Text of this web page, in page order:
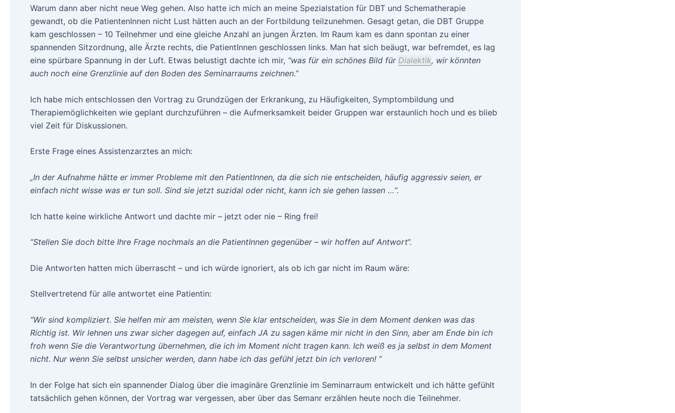
Warum dann aber nicht neue Weg gehen. Also hatte ich mich an meine Spezialstation für DBT und Schematherapie
gewandt, ob die PatientenInnen nicht Lust hätten auch an der Fortbildung teilzunehmen. Gesagt getan, die DBT Gruppe
kam geschlossen – 10 Teilnehmer und eine gleiche Anzahl an jungen Ärzten. Im Raum kam es dann spontan zu einer
spannenden Sitzordnung, alle Ärzte rechts, die PatientInnen geschlossen links. Man hat sich beäugt, war befremdet, es lag
eine spürbare Spannung in der Luft. Etwas belustigt dachte ich mir, “was für ein schönes Bild für Dialektik, wir könnten
auch noch eine Grenzlinie auf den Boden des Seminarraums zeichnen.”
Ich habe mich entschlossen den Vortrag zu Grundzügen der Erkrankung, zu Häufigkeiten, Symptombildung und
Therapiemöglichkeiten wie geplant durchzuführen – die Aufmerksamkeit beider Gruppen war erstaunlich hoch und es blieb
viel Zeit für Diskussionen.
Erste Frage eines Assistenzarztes an mich:
„In der Aufnahme hätte er immer Probleme mit den PatientInnen, da die sich nie entscheiden, häufig aggressiv seien, er
einfach nicht wisse was er tun soll. Sind sie jetzt suzidal oder nicht, kann ich sie gehen lassen …“.
Ich hatte keine wirkliche Antwort und dachte mir – jetzt oder nie – Ring frei!
“Stellen Sie doch bitte Ihre Frage nochmals an die PatientInnen gegenüber – wir hoffen auf Antwort“.
Die Antworten hatten mich überrascht – und ich würde ignoriert, als ob ich gar nicht im Raum wäre:
Stellvertretend für alle antwortet eine Patientin:
“Wir sind kompliziert. Sie helfen mir am meisten, wenn Sie klar entscheiden, was Sie in dem Moment denken was das
Richtig ist. Wir lehnen uns zwar sicher dagegen auf, einfach JA zu sagen käme mir nicht in den Sinn, aber am Ende bin ich
froh wenn Sie die Verantwortung übernehmen, die ich im Moment nicht tragen kann. Ich weiß es ja selbst in dem Moment
nicht. Nur wenn Sie selbst unsicher werden, dann habe ich das gefühl jetzt bin ich verloren! “
In der Folge hat sich ein spannender Dialog über die imaginäre Grenzlinie im Seminarraum entwickelt und ich hätte gefühlt
tatsächlich gehen können, der Vortrag war vergessen, aber über das Semanr erzählen heute noch die Teilnehmer.